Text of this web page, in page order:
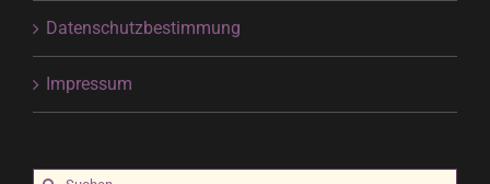
Datenschutzbestimmung
Impressum